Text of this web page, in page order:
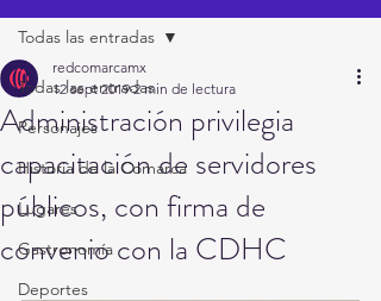
Todas las entradas
Personajes
Historia de la Comarca
Lugares
Gastronomía
Deportes
Todas las entradas
Administración privilegia
capacitación de servidores
públicos, con firma de
convenio con la CDHC
redcomarcamx
12 sept 2019 2 min de lectura